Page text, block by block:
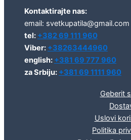
Kontaktirajte nas:
email: svetkupatila@gmail.com
tel: +382 69 111 960
Viber: +38263444960
english: +381 69 777 960
za Srbiju: +381 69 1111 960
Geberit
Uslovi
Politika